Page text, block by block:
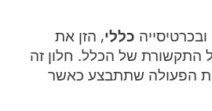
ובכרטיסייה כללי, הזן את
התקשורת של הכלל. חלון זה
הפעולה שתתבצע כאשר